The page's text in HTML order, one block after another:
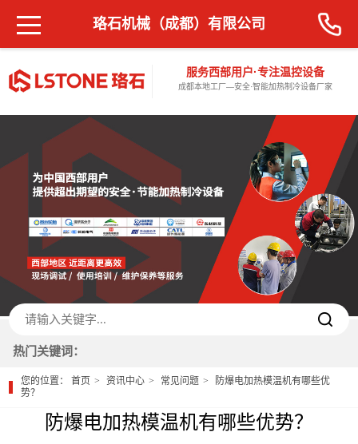
服务西部用户·专注温控设备
成都本地工厂—安全·智能加热制冷设备厂家
珞石机械（成都）有限公司
热门关键词：
您的位置：首页 资讯中心 常见问题
防爆电加热模温机有哪些优
势？
防爆电加热模温机有哪些优势？